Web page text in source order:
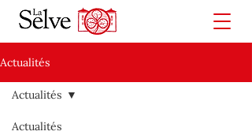
Actualités
Actualités
Actualités